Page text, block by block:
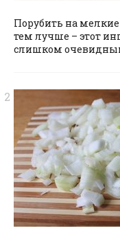
Порубить на
тем лучше – этот
слишком